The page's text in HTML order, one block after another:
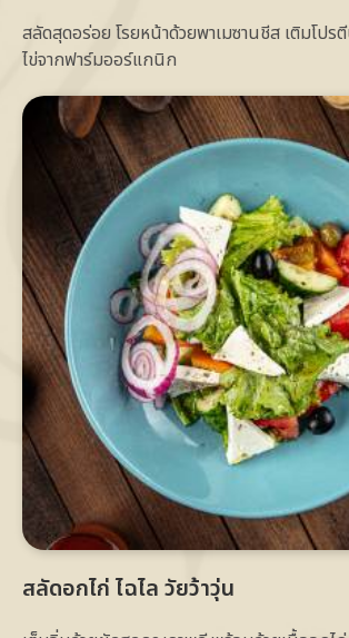
สลัดสุดอร่อย โรยหน้าด้วยพาเมซานชีส เติมโป
ไข่จากฟาร์มออร์แกนิก
สลัดอกไก่ ไฉไล วัยว้าวุ่น